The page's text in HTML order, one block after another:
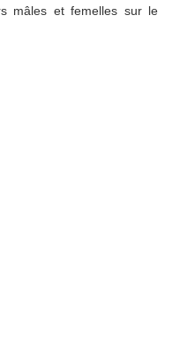
mâles et femelles sur le